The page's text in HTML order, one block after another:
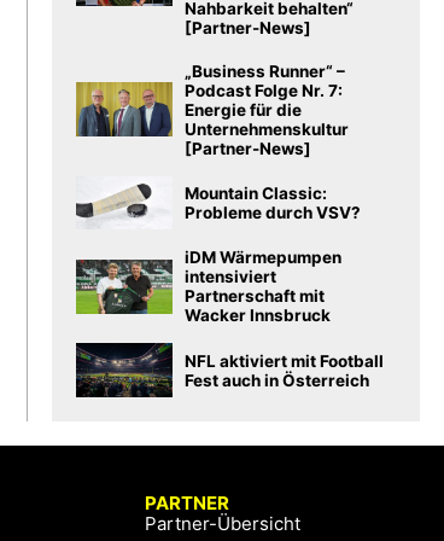
Nahbarkeit behalten“
[Partner-News]
„Business Runner“ –
Podcast Folge Nr. 7:
Energie für die
Unternehmenskultur
[Partner-News]
Mountain Classic:
Probleme durch VSV?
iDM Wärmepumpen
intensiviert
Partnerschaft mit
Wacker Innsbruck
NFL aktiviert mit Football
Fest auch in Österreich
PARTNER
Partner-Übersicht